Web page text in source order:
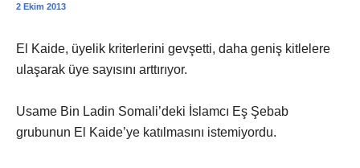
2 Ekim 2013
El Kaide, üyelik kriterlerini gevşetti, daha geniş kitlelere
ulaşarak üye sayısını arttırıyor.
Usame Bin Ladin Somali’deki İslamcı Eş Şebab
grubunun El Kaide’ye katılmasını istemiyordu.